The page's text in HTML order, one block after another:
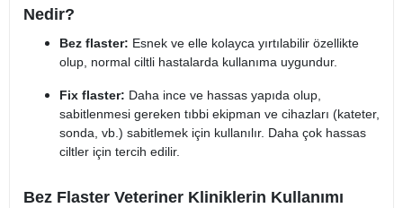
Nedir?
Bez flaster: Esnek ve elle kolayca yırtılabilir özellikte
olup, normal ciltli hastalarda kullanıma uygundur.
Fix flaster: Daha ince ve hassas yapıda olup,
sabitlenmesi gereken tıbbi ekipman ve cihazları (kateter,
sonda, vb.) sabitlemek için kullanılır. Daha çok hassas
ciltler için tercih edilir.
Bez Flaster Veteriner Kliniklerin Kullanımı